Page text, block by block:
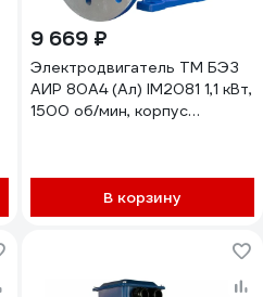
9 669 ₽
Электродвигатель ТМ БЭЗ
АИР 80A4 (Ал) IM2081 1,1 кВт,
1500 об/мин, корпус
В корзину